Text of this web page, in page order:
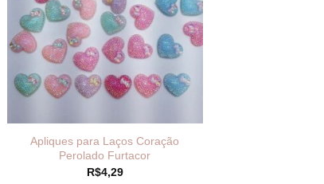
Apliques para Laços Coração
Perolado Furtacor
R$4,29